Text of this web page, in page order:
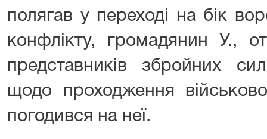
полягав у переході на бік
конфлікту, громадянин У.,
представників збройних
щодо проходження
погодився на неї.